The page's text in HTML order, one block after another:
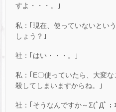
すよ・・・。｣
私：｢現在、使っていないとい
しょう？｣
社：｢はい・・・。｣
私：｢E〇使っていたら、大変
殺してしまいますからね。｣
社：｢そうなんですか～Σ(ﾟДﾟ；